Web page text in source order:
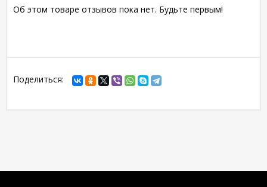
Об этом товаре отзывов пока нет. Будьте первым!
Поделиться: